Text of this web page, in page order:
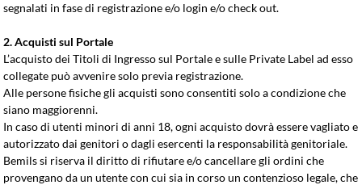
segnalati in fase di registrazione e/o login e/o check out.
2. Acquisti sul Portale
L’acquisto dei Titoli di Ingresso sul Portale e sulle Private Label ad esso
collegate può avvenire solo previa registrazione.
Alle persone fisiche gli acquisti sono consentiti solo a condizione che
siano maggiorenni.
In caso di utenti minori di anni 18, ogni acquisto dovrà essere vagliato e
autorizzato dai genitori o dagli esercenti la responsabilità genitoriale.
Bemils si riserva il diritto di rifiutare e/o cancellare gli ordini che
provengano da un utente con cui sia in corso un contenzioso legale, che